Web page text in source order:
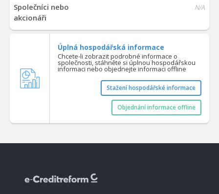
Společníci nebo
akcionáři
N/A
Úplná hospodářská informace
Chcete-li zobrazit podrobné informace o
společnosti, stáhněte si úplnou hospodářskou
informaci nebo objednejte informaci offline
Stažení hospodářské informace
Objednání informace offline